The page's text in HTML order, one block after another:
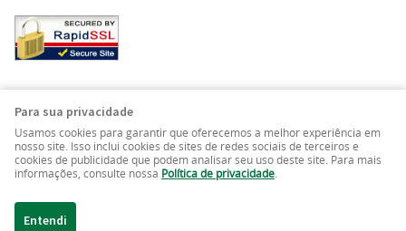
LOJA VIRTUAL CRIADA POR
Para sua privacidade
Usamos cookies para garantir que oferecemos a melhor experiência em
nosso site. Isso inclui cookies de sites de redes sociais de terceiros e
cookies de publicidade que podem analisar seu uso deste site. Para mais
informações, consulte nossa Política de privacidade
Entendi